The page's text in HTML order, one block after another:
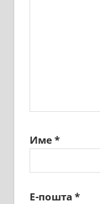
Име*
Е-пошта *